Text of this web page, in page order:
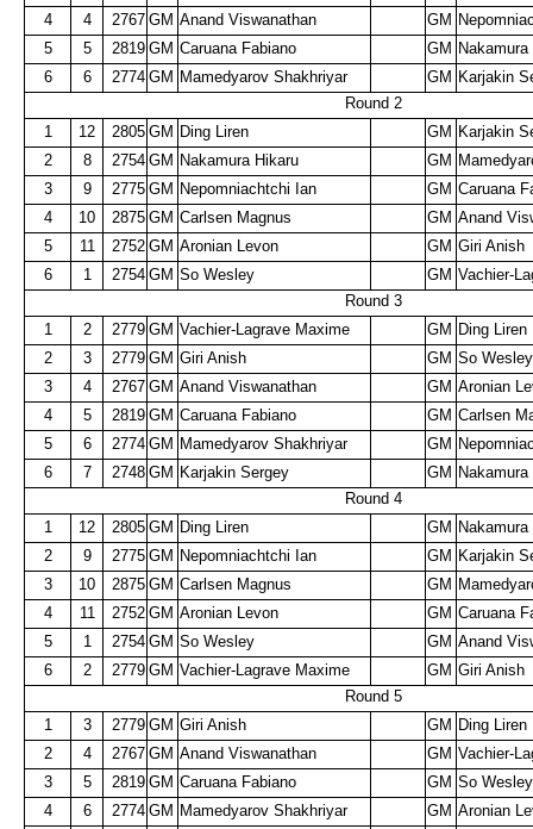
4 4 2767 GM Anand Viswanathan GM
5
5 2819 GM Caruana Fabiano GM
6
6 2774 GM Mamedyarov Shakhriyar GM Karjakin
Round 2
1
12 2805 GM Ding Liren GM Karjakin
2
8 2754 GM Nakamura Hikaru GM
3
9 2775 GM Nepomniachtchi Ian GM Caruana
4
10 2875 GM Carlsen Magnus GM Anand
5
11 2752 GM Aronian Levon GM Giri Anish
6
1 2754 GM So Wesley GM Vachier-
Round 3
1
2 2779 GM Vachier-Lagrave Maxime GM Ding Liren
2
3 2779 GM Giri Anish GM So
3
4 2767 GM Anand Viswanathan GM Aronian
4
5 2819 GM Caruana Fabiano GM Carlsen
5
6 2774 GM Mamedyarov Shakhriyar GM
6
7 2748 GM Karjakin Sergey GM
Round 4
1
12 2805 GM Ding Liren GM
2
9 2775 GM Nepomniachtchi Ian GM Karjakin
3
10 2875 GM Carlsen Magnus GM
4
11 2752 GM Aronian Levon GM Caruana
5
1 2754 GM So Wesley GM Anand
6
2 2779 GM Vachier-Lagrave Maxime GM Giri Anish
Round 5
1
3 2779 GM Giri Anish GM Ding Liren
2
4 2767 GM Anand Viswanathan GM Vachier-
3
5 2819 GM Caruana Fabiano GM So
4
6 2774 GM Mamedyarov Shakhriyar GM Aronian